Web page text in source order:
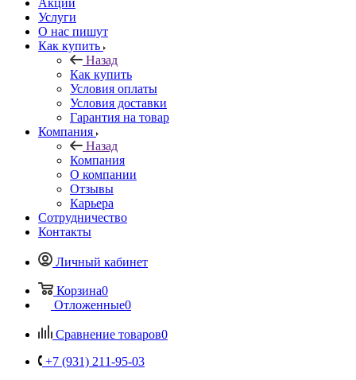
Акции
Услуги
О нас пишут
Как купить
Назад
Как купить
Условия оплаты
Условия доставки
Гарантия на товар
Компания
Назад
Компания
О компании
Отзывы
Карьера
Сотрудничество
Контакты
Личный кабинет
Корзина0
Отложенные0
Сравнение товаров0
+7 (931) 211-95-03